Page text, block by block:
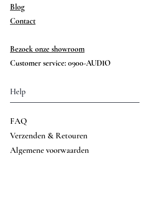
Blog
Contact
Bezoek onze showroom
Customer service: 0900-AUDIO
Help
FAQ
Verzenden & Retouren
Algemene voorwaarden